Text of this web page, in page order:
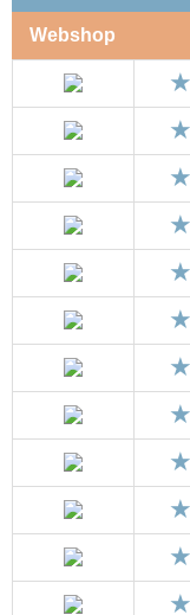
Webshop